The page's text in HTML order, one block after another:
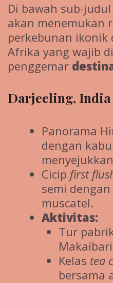
Di bawah sub-
akan menemukan
perkebunan ikonik
Afrika yang wajib
penggemar
Darjeeling, India
Panorama
dengan
Cicip first
semi
muscatel.
Aktivitas:
Tur
Kelas tea
bersama